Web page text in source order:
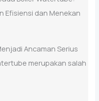
Efisiensi dan Menekan
Ancaman Serius
merupakan salah